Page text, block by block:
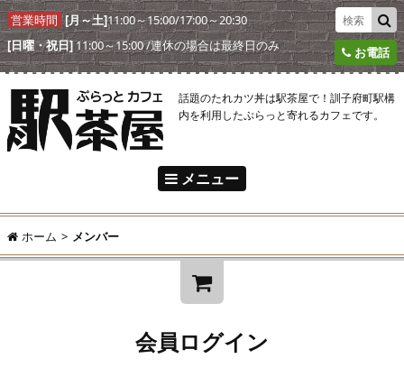
営業時間 [月～土]11:00～15:00/17:00～20:30
[日曜・祝日]11:00～15:00 /連休の場合は最終日のみ お電話
話題のたれカツ丼は駅茶屋で！訓子府町駅構
内を利用したぷらっと寄れるカフェです。
メニュー
駅茶屋とは
アクセス
オンラインショップ
ホーム > メンバー
会員ログイン